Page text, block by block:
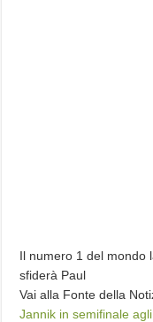
Il numero 1 del mondo
sfiderà Paul
Vai alla Fonte della
Jannik in semifinale